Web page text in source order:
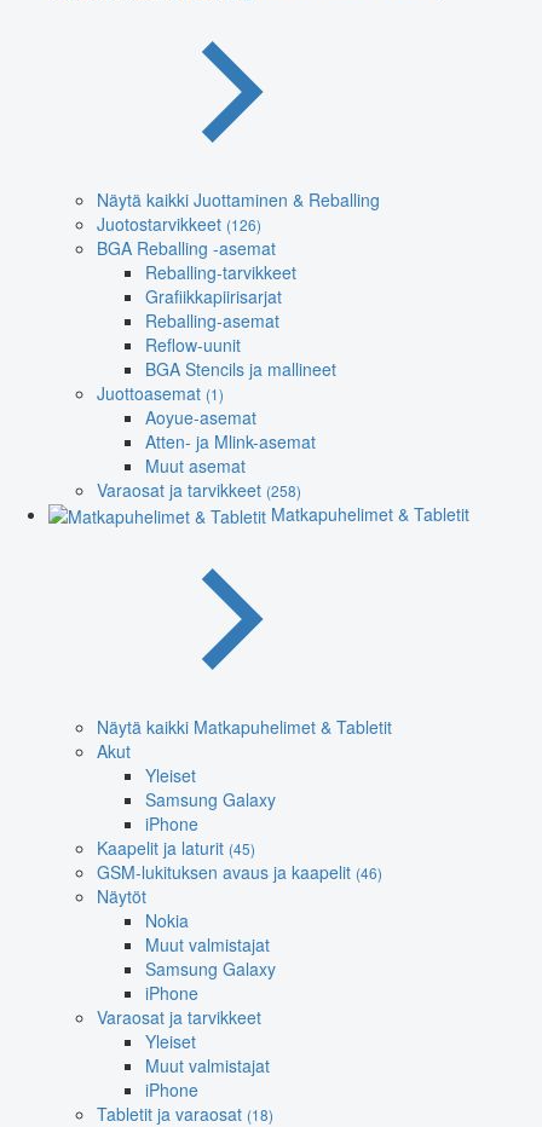
Näytä kaikki Juottaminen & Reballing
Juotostarvikkeet (126)
BGA Reballing -asemat
Reballing-tarvikkeet
Grafiikkapiirisarjat
Reballing-asemat
Reflow-uunit
BGA Stencils ja mallineet
Juottoasemat (1)
Aoyue-asemat
Atten- ja Mlink-asemat
Muut asemat
Varaosat ja tarvikkeet (258)
Matkapuhelimet & Tabletit
Näytä kaikki Matkapuhelimet & Tabletit
Akut
Yleiset
Samsung Galaxy
iPhone
Kaapelit ja laturit (45)
GSM-lukituksen avaus ja kaapelit (46)
Näytöt
Nokia
Muut valmistajat
Samsung Galaxy
iPhone
Varaosat ja tarvikkeet
Yleiset
Muut valmistajat
iPhone
Tabletit ja varaosat (18)